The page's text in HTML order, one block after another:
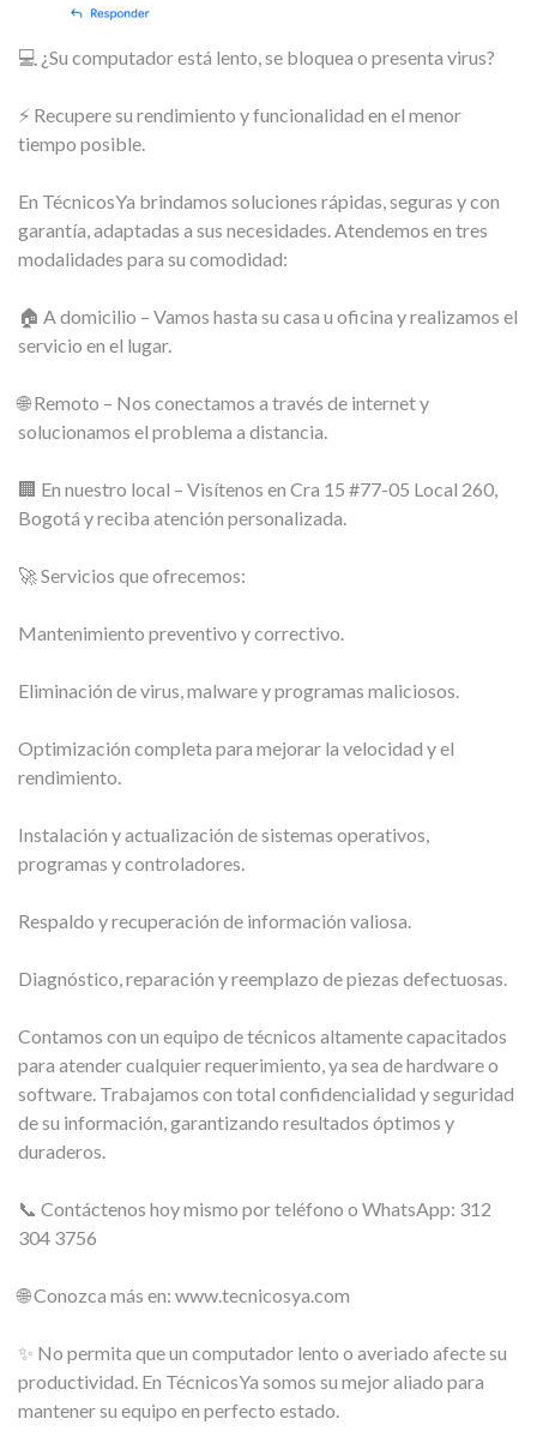
💻 ¿Su computador está lento, se bloquea o presenta virus?
⚡ Recupere su rendimiento y funcionalidad en el menor
tiempo posible.
En TécnicosYa brindamos soluciones rápidas, seguras y con
garantía, adaptadas a sus necesidades. Atendemos en tres
modalidades para su comodidad:
🏠 A domicilio – Vamos hasta su casa u oficina y realizamos el
servicio en el lugar.
🌐 Remoto – Nos conectamos a través de internet y
solucionamos el problema a distancia.
🏢 En nuestro local – Visítenos en Cra 15 #77-05 Local 260,
Bogotá y reciba atención personalizada.
🚀 Servicios que ofrecemos:
Mantenimiento preventivo y correctivo.
Eliminación de virus, malware y programas maliciosos.
Optimización completa para mejorar la velocidad y el
rendimiento.
Instalación y actualización de sistemas operativos,
programas y controladores.
Respaldo y recuperación de información valiosa.
Diagnóstico, reparación y reemplazo de piezas defectuosas.
Contamos con un equipo de técnicos altamente capacitados
para atender cualquier requerimiento, ya sea de hardware o
software. Trabajamos con total confidencialidad y seguridad
de su información, garantizando resultados óptimos y
duraderos.
📞 Contáctenos hoy mismo por teléfono o WhatsApp: 312
304 3756
🌐 Conozca más en: www.tecnicosya.com
✨ No permita que un computador lento o averiado afecte su
productividad. En TécnicosYa somos su mejor aliado para
mantener su equipo en perfecto estado.